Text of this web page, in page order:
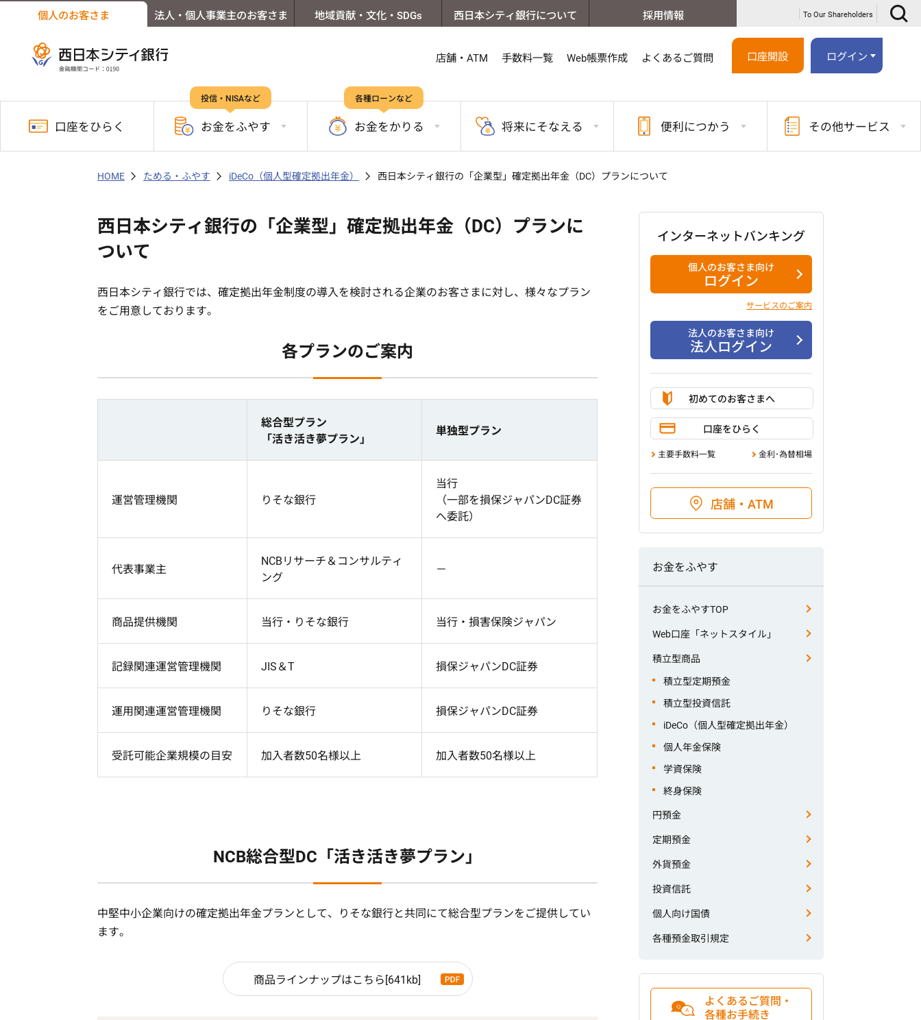
個人のお客さま 法人・個人事業主のお客さま 地域貢献・文化・SDGs 西日本シティ銀行について 採用情報 To Our Shareholders
店舗・ATM 手数料一覧 Web帳票作成 よくあるご質問 口座開設 ログイン
口座を ひらく
投信・NISAなど
お金をふやす
各種ローンなど
お金をかりる 将来にそなえる 便利につかう その他サービス
HOME ためる・ふやす iDeCo（個人型確定拠出年金） 西日本シティ銀行の「企業型」確定拠出年金（DC）プランについて
西日本シティ銀行の「企業型」確定拠出年金（DC）プランに
ついて
西日本シティ銀行では、確定拠出年金制度の導入を検討される企業のお客さまに対し、様々なプラン
をご用意しております。
各プランのご案内
総合型プラン
「活き活き夢プラン」
単独型プラン
運営管理機関 りそな銀行
当行
（一部を損保ジャパンDC証券
へ委託）
代表事業主
NCBリサーチ＆コンサルティ
ング
－
商品提供機関 当行・りそな銀行 当行・損害保険ジャパン
記録関連運営管理機関 JIS＆T 損保ジャパンDC証券
運用関連運営管理機関 りそな銀行 損保ジャパンDC証券
受託可能企業規模の目安 加入者数50名様以上 加入者数50名様以上
NCB総合型DC「活き活き夢プラン」
中堅中小企業向けの確定拠出年金プランとして、りそな銀行と共同にて総合型プランをご提供してい
ます。
商品ラインナップはこちら[641kb]
インターネットバンキング
個人のお客さま向け
ログイン
サービスのご案内
法人のお客さま向け
法人ログイン
初めてのお客さまへ
口座をひらく
主要手数料一覧 金利･為替相場
店舗・ATM
お金をふやす
お金をふやすTOP
Web口座「ネットスタイル」
積立型商品
積立型定期預金
積立型投資信託
iDeCo（個人型確定拠出年金）
個人年金保険
学資保険
終身保険
円預金
定期預金
外貨預金
投資信託
個人向け国債
各種預金取引規定
よくあるご質問・
各種お手続き